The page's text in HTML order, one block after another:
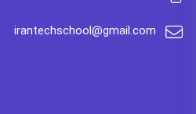
irantechschool@gmail.com